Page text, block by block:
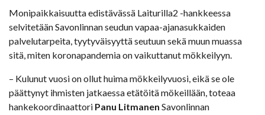
Monipaikkaisuutta edistävässä Laiturilla2 -hankkeessa
selvitetään Savonlinnan seudun vapaa-ajanasukkaiden
palvelutarpeita, tyytyväisyyttä seutuun sekä muun muassa
sitä, miten koronapandemia on vaikuttanut mökkeilyyn.
– Kulunut vuosi on ollut huima mökkeilyvuosi, eikä se ole
päättynyt ihmisten jatkaessa etätöitä mökeillään, toteaa
hankekoordinaattori Panu Litmanen Savonlinnan